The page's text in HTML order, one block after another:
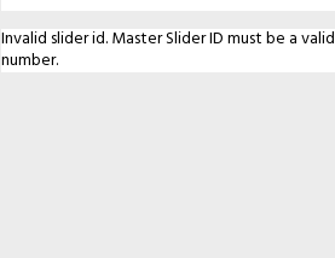
Invalid slider id. Master Slider ID must be a valid
number.